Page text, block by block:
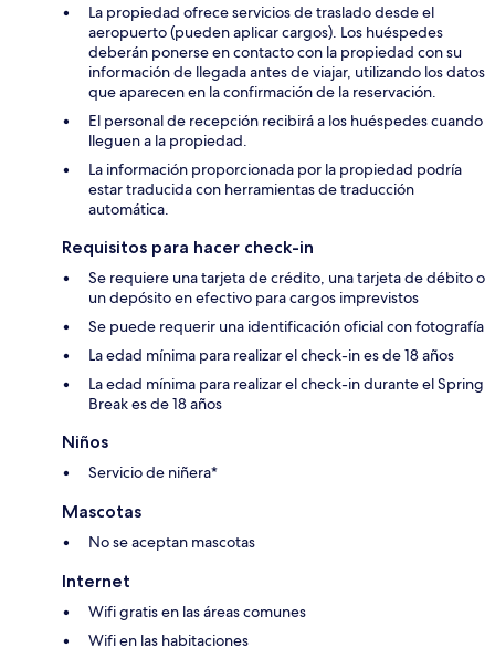
La propiedad ofrece servicios de traslado desde el
aeropuerto (pueden aplicar cargos). Los huéspedes
deberán ponerse en contacto con la propiedad con su
información de llegada antes de viajar, utilizando los datos
que aparecen en la confirmación de la reservación.
El personal de recepción recibirá a los huéspedes cuando
lleguen a la propiedad.
La información proporcionada por la propiedad podría
estar traducida con herramientas de traducción
automática.
Requisitos para hacer check-in
Se requiere una tarjeta de crédito, una tarjeta de débito o
un depósito en efectivo para cargos imprevistos
Se puede requerir una identificación oficial con fotografía
La edad mínima para realizar el check-in es de 18 años
La edad mínima para realizar el check-in durante el Spring
Break es de 18 años
Niños
Servicio de niñera*
Mascotas
No se aceptan mascotas
Internet
Wifi gratis en las áreas comunes
Wifi en las habitaciones